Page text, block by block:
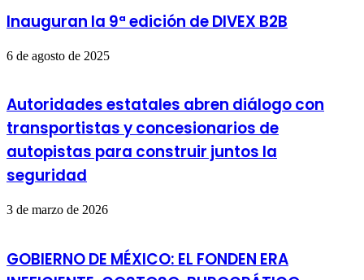
Inauguran la 9ª edición de DIVEX B2B
6 de agosto de 2025
Autoridades estatales abren diálogo con
transportistas y concesionarios de
autopistas para construir juntos la
seguridad
3 de marzo de 2026
GOBIERNO DE MÉXICO: EL FONDEN ERA